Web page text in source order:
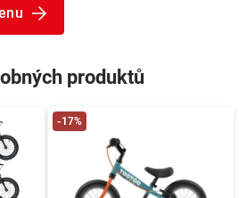
produktů
-17%